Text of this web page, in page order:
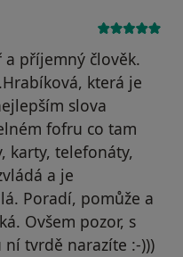
příjemný člověk.
která je
slova
fofru co tam
karty, telefonáty,
a je
Poradí, pomůže a
Ovšem pozor, s
tvrdě narazíte :-)))